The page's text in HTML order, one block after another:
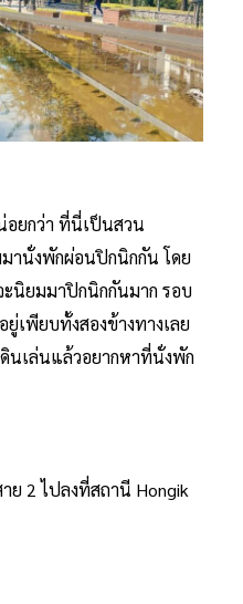
ยกว่า ที่นี่เป็นสวน
านั่งพักผ่อนปิกนิกกัน โดย
นิยมมาปิกนิกกันมาก รอบ
เพียบทั้งสองข้างทางเลย
นเล่นแล้วอยากหาที่นั่งพัก
ย 2 ไปลงที่สถานี Hongik